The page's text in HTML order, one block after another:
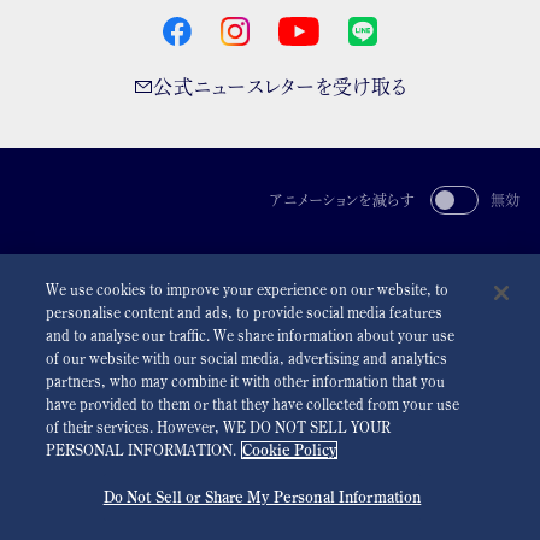
公式ニュースレターを受け取る
アニメーションを減らす 無効
アクセシビリティ
©2026 Seiko Watch Corporation
We use cookies to improve your experience on our website, to
personalise content and ads, to provide social media features
and to analyse our traffic. We share information about your use
of our website with our social media, advertising and analytics
partners, who may combine it with other information that you
have provided to them or that they have collected from your use
of their services. However, WE DO NOT SELL YOUR
PERSONAL INFORMATION. Cookie Policy
Do Not Sell or Share My Personal Information